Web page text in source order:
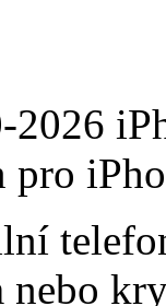
pro
nebo